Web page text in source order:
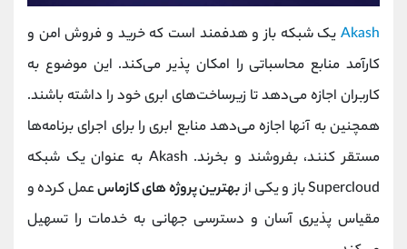
Akash یک شبکه باز و هدفمند است که خرید و فروش امن و
کارآمد منابع محاسباتی را امکان پذیر می‌کند. این موضوع به
کاربران اجازه می‌دهد تا زیرساخت‌های ابری خود را داشته باشند.
همچنین به آنها اجازه می‌دهد منابع ابری را برای اجرای برنامه‌ها
مستقر کنند، بفروشند و بخرند. Akash به عنوان یک شبکه
Supercloud باز و یکی از
بهترین پروژ‌ه‌ های کازماسعمل کرده و
مقیاس پذیری آسان و دسترسی جهانی به خدمات را تسهیل